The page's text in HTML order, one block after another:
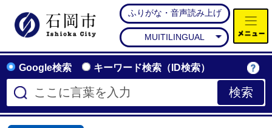
石岡市公式ホームページ
ふりがな・音声読み上げ
MUITILINGUAL
Google検索 キーワード検索（ID検索）